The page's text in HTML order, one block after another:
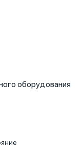
оборудования